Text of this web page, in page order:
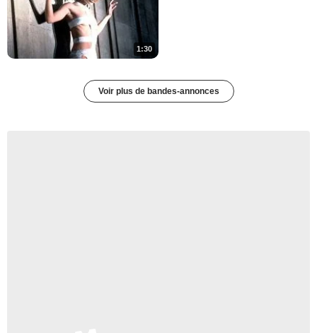
1:30
Voir plus de bandes-annonces